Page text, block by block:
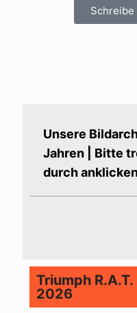
Schreibe
Unsere
Jahren | Bitte
durch
Triumph
2026